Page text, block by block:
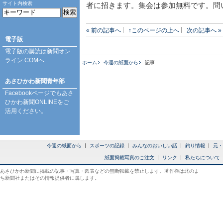
者に招きます。集会は参加無料です。
« 前の記事へ ↑このページの上へ 次の記事へ »
ホーム 今週の紙面から 記事
サイト内検索
電子版
電子版の購読は新聞オン
ライン.COMへ
あさひかわ新聞青年部
Facebookページでもあさ
ひかわ新聞ONLINEをご
活用ください。
今週の紙面から スポーツの記録 みんなのおいしい話 釣り情報 元
紙面掲載写真のご注文 リンク 私たちについて
あさひかわ新聞に掲載の記事・写真・図表などの無断転載を禁止します。著作権は北のま
ち新聞社またはその情報提供者に属します。